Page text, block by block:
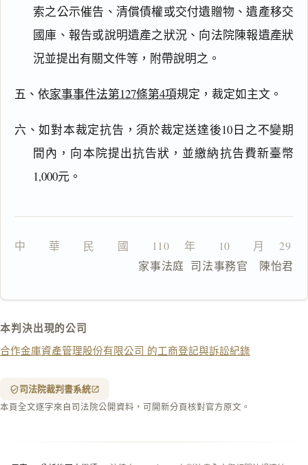
索之公示催告、清償債權或交付遺贈物、遺產移交
國庫、報告或說明遺產之狀況、向法院陳報遺產狀
況並提出有關文件等，附帶說明之。
五、依家事事件法第127條第4項規定，裁定如主文。
六、如對本裁定抗告，須於裁定送達後10日之不變期
間內，向本院提出抗告狀，並繳納抗告費新臺幣
1,000元。
中　　華　　民　　國　　110 　年　　10　　月　 29　
                  家事法庭  司法事務官　陳怡君
本判決出現的公司
合作金庫資產管理股份有限公司 的工商登記與訴訟紀錄
司法院裁判書系統
本頁全文逐字來自司法院公開資料，可開新分頁核對官方原文。
文
一
全